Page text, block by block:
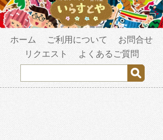
ホーム ご利用について
お問合せ
リクエスト
よくあるご質問